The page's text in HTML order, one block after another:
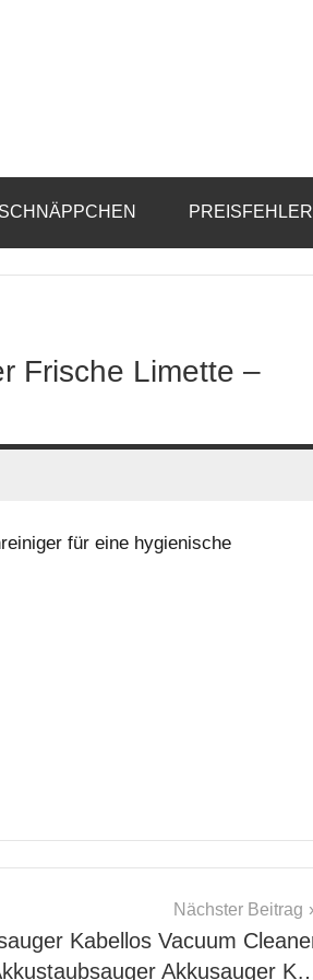
Frische Limette –
für eine hygienische
Nächster Beitrag
Kabellos Vacuum
Akkusauger